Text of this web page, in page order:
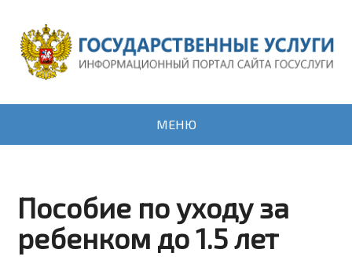
МЕНЮ
Пособие по уходу за
ребенком до 1.5 лет